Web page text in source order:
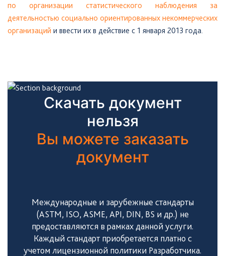
по организации статистического наблюдения за
деятельностью социально ориентированных некоммерческих
организаций и ввести их в действие с 1 января 2013 года.
Скачать документ
нельзя
Вы можете заказать
документ
Международные и зарубежные стандарты
(ASTM, ISO, ASME, API, DIN, BS и др.) не
предоставляются в рамках данной услуги.
Каждый стандарт приобретается платно с
учетом лицензионной политики Разработчика.